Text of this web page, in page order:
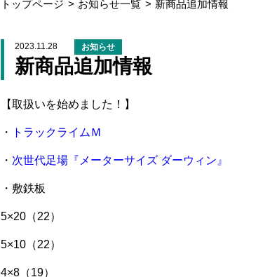
トップページ お知らせ一覧 新商品追加情報
2023.11.28 お知らせ
新商品追加情報
【取扱いを始めました！】
・ トラックライムＭ
・ 次世代足場『メーターサイズ ダーウィン』
・敷鉄板
5×20（22）
5×10（22）
4×8（19）